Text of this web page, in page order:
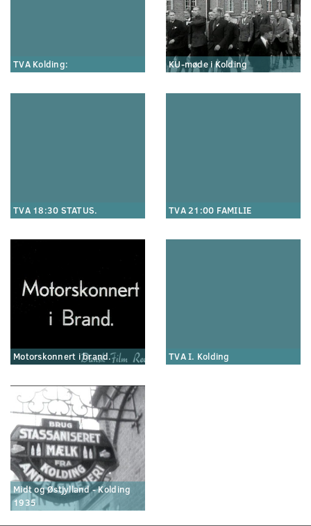
TVA Kolding: KU-møde i Kolding
TVA 18:30 STATUS. TVA 21:00 FAMILIE
Motorskonnert i brand. TVA I. Kolding
Midt og Østjylland - Kolding
1935